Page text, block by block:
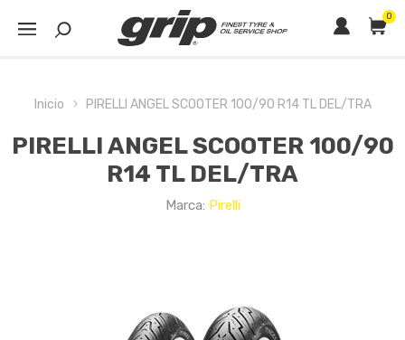
0
Inicio PIRELLI ANGEL SCOOTER 100/90 R14 TL DEL/TRA
PIRELLI ANGEL SCOOTER 100/90
R14 TL DEL/TRA
Marca: Pirelli